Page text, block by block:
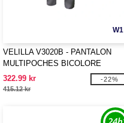
W1
VELILLA V3020B - PANTALON
MULTIPOCHES BICOLORE
322.99 kr
415.12 kr
-22%